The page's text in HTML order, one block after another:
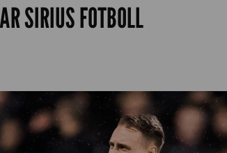
SIRIUS FOTBOLL